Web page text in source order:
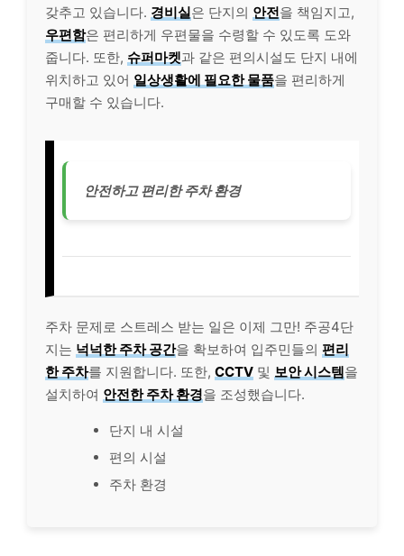
갖추고 있습니다. 경비실은 단지의 안전을 책임지고,
우편함은 편리하게 우편물을 수령할 수 있도록 도와
줍니다. 또한, 슈퍼마켓과 같은 편의시설도 단지 내에
위치하고 있어 일상생활에 필요한 물품을 편리하게
구매할 수 있습니다.
안전하고 편리한 주차 환경
주차 문제로 스트레스 받는 일은 이제 그만! 주공4단
지는 넉넉한 주차 공간을 확보하여 입주민들의 편리
한 주차를 지원합니다. 또한, CCTV 및 보안 시스템을
설치하여 안전한 주차 환경을 조성했습니다.
단지 내 시설
편의 시설
주차 환경